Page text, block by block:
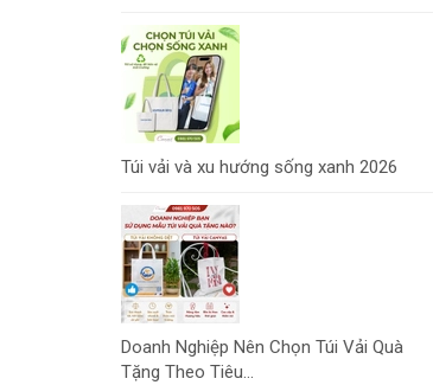
Túi vải và xu hướng sống xanh 2026
Doanh Nghiệp Nên Chọn Túi Vải Quà
Tặng Theo Tiêu...